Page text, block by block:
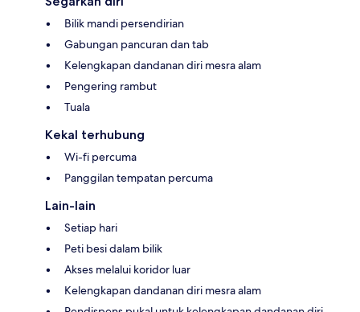
Bilik mandi persendirian
Gabungan pancuran dan tab
Kelengkapan dandanan diri mesra alam
Pengering rambut
Tuala
Kekal terhubung
Wi-fi percuma
Panggilan tempatan percuma
Lain-lain
Setiap hari
Peti besi dalam bilik
Akses melalui koridor luar
Kelengkapan dandanan diri mesra alam